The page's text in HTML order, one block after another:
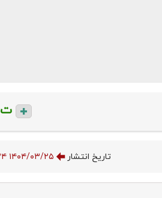
ت
تاریخ انتشار ۱۴۰۴/۰۳/۲۵ ۱۴:۲۳:۲۴